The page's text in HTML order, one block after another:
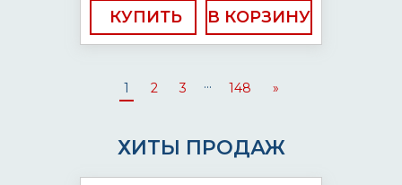
КУПИТЬ
1 2 3 ... 148 »
ХИТЫ ПРОДАЖ